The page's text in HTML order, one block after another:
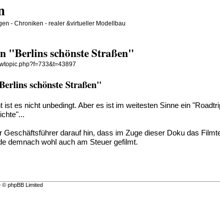
- Chroniken - realer &virtueller Modellbau
"Berlins schönste Straßen"
schönste Straßen"
ist es nicht unbedingt. Aber es ist im weitesten Sinne ein
darauf hin, dass im Zuge dieser Doku das
demnach wohl auch am Steuer gefilmt.
phpBB Limited